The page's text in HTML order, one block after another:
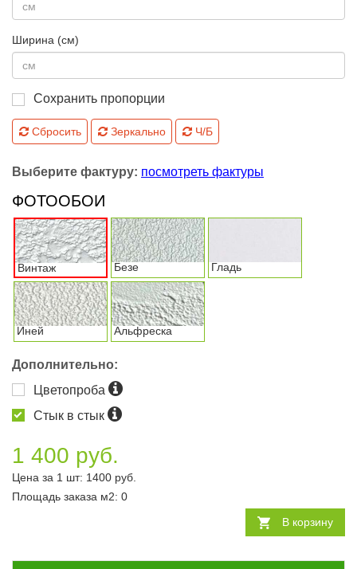
Ширина (см)
Сохранить пропорции
Сбросить Зеркально Ч/Б
Выберите фактуру: посмотреть фактуры
ФОТООБОИ
Винтаж Безе Гладь
Иней Альфреска
Дополнительно:
Цветопроба
Стык в стык
1 400 руб.
Цена за 1 шт: 1400 руб.
Площадь заказа м2: 0
В корзину